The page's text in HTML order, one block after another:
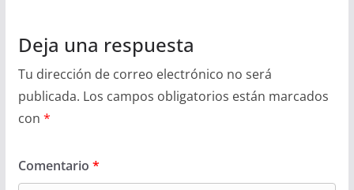
Deja una respuesta
Tu dirección de correo electrónico no será
publicada. Los campos obligatorios están marcados
con *
Comentario *